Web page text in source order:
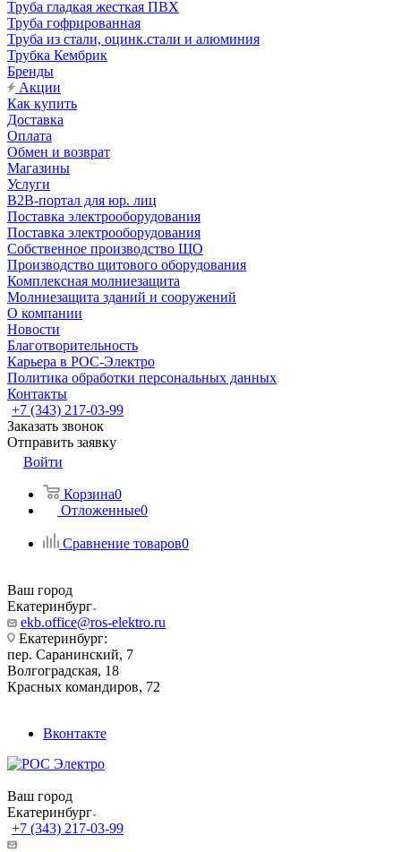
Труба гладкая жесткая ПВХ
Труба гофрированная
Труба из стали, оцинк.стали и алюминия
Трубка Кембрик
Бренды
Акции
Как купить
Доставка
Оплата
Обмен и возврат
Магазины
Услуги
B2B-портал для юр. лиц
Поставка электрооборудования
Поставка электрооборудования
Собственное производство ЩО
Производство щитового оборудования
Комплексная молниезащита
Молниезащита зданий и сооружений
О компании
Новости
Благотворительность
Карьера в РОС-Электро
Политика обработки персональных данных
Контакты
+7 (343) 217-03-99
Заказать звонок
Отправить заявку
Войти
Корзина0
Отложенные0
Сравнение товаров0
Ваш город
Екатеринбург
ekb.office@ros-elektro.ru
Екатеринбург:
пер. Саранинский, 7
Волгоградская, 18
Красных командиров, 72
Вконтакте
Ваш город
Екатеринбург
+7 (343) 217-03-99